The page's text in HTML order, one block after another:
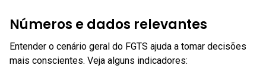
Números e dados relevantes
Entender o cenário geral do FGTS ajuda a tomar decisões
mais conscientes. Veja alguns indicadores: